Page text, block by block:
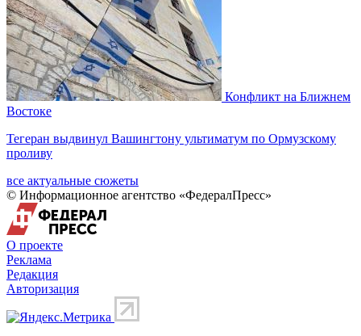
Конфликт на Ближнем
Востоке
Тегеран выдвинул Вашингтону ультиматум по Ормузскому
проливу
все актуальные сюжеты
© Информационное агентство «ФедералПресс»
О проекте
Реклама
Редакция
Авторизация